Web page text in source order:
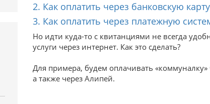
2. Как оплатить через банковскую карту
3. Как оплатить через платежную
Но идти куда-то с квитанциями не всегда
услуги через интернет. Как это сделать?
Для примера, будем оплачивать «коммуналку»
а также через Алипей.